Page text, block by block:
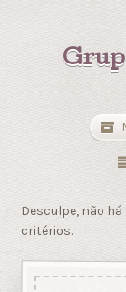
Desculpe, não
critérios.